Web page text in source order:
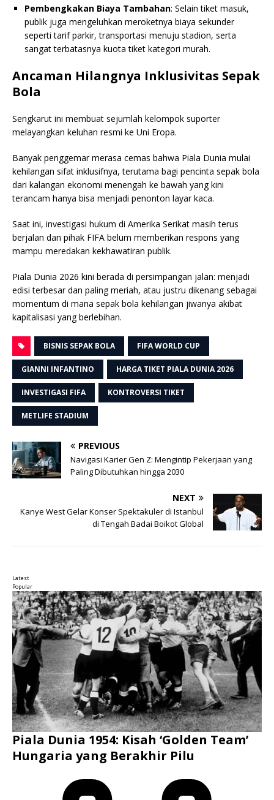
Pembengkakan Biaya Tambahan: Selain tiket masuk,
publik juga mengeluhkan meroketnya biaya sekunder
seperti tarif parkir, transportasi menuju stadion, serta
sangat terbatasnya kuota tiket kategori murah.
Ancaman Hilangnya Inklusivitas Sepak
Bola
Sengkarut ini membuat sejumlah kelompok suporter
melayangkan keluhan resmi ke Uni Eropa.
Banyak penggemar merasa cemas bahwa Piala Dunia mulai
kehilangan sifat inklusifnya, terutama bagi pencinta sepak bola
dari kalangan ekonomi menengah ke bawah yang kini
terancam hanya bisa menjadi penonton layar kaca.
Saat ini, investigasi hukum di Amerika Serikat masih terus
berjalan dan pihak FIFA belum memberikan respons yang
mampu meredakan kekhawatiran publik.
Piala Dunia 2026 kini berada di persimpangan jalan: menjadi
edisi terbesar dan paling meriah, atau justru dikenang sebagai
momentum di mana sepak bola kehilangan jiwanya akibat
kapitalisasi yang berlebihan.
BISNIS SEPAK BOLA FIFA WORLD CUP
GIANNI INFANTINO HARGA TIKET PIALA DUNIA 2026
INVESTIGASI FIFA KONTROVERSI TIKET
METLIFE STADIUM
PREVIOUS
Navigasi Karier Gen Z: Mengintip Pekerjaan yang
Paling Dibutuhkan hingga 2030
NEXT
Kanye West Gelar Konser Spektakuler di Istanbul
di Tengah Badai Boikot Global
Latest
Popular
Piala Dunia 1954: Kisah ‘Golden Team’
Hungaria yang Berakhir Pilu